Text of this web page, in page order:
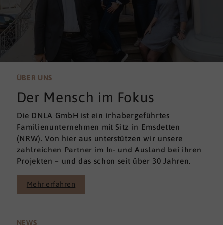
ÜBER UNS
Der Mensch im Fokus
Die DNLA GmbH ist ein inhabergeführtes
Familienunternehmen mit Sitz in Emsdetten
(NRW). Von hier aus unterstützen wir unsere
zahlreichen Partner im In- und Ausland bei ihren
Projekten – und das schon seit über 30 Jahren.
Mehr erfahren
NEWS